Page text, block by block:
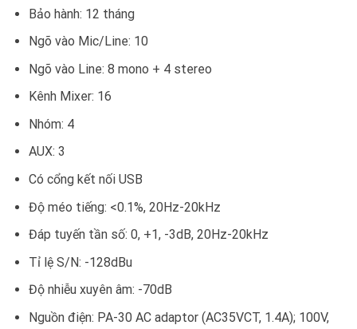
Bảo hành: 12 tháng
Ngõ vào Mic/Line: 10
Ngõ vào Line: 8 mono + 4 stereo
Kênh Mixer: 16
Nhóm: 4
AUX: 3
Có cổng kết nối USB
Độ méo tiếng: <0.1%, 20Hz-20kHz
Đáp tuyến tần số: 0, +1, -3dB, 20Hz-20kHz
Tỉ lệ S/N: -128dBu
Độ nhiễu xuyên âm: -70dB
Nguồn điện: PA-30 AC adaptor (AC35VCT, 1.4A); 100V,